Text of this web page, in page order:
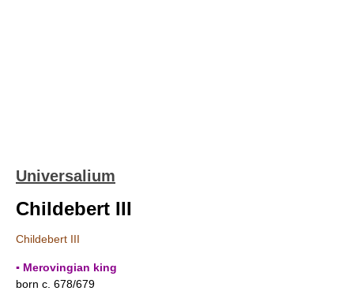
Universalium
Childebert III
Childebert III
▪ Merovingian king
born c. 678/679